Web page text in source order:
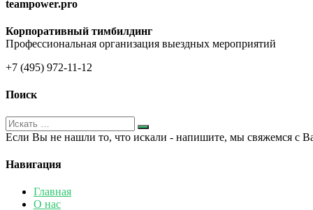
teampower.pro
Корпоративный тимбилдинг
Профессиональная организация выездных мероприятий
+7 (495) 972-11-12
Поиск
Если Вы не нашли то, что искали - напишите, мы свяжемся с
Навигация
Главная
О нас